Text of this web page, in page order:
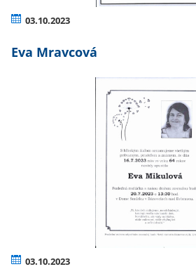
03.10.2023
Eva Mravcová
03.10.2023